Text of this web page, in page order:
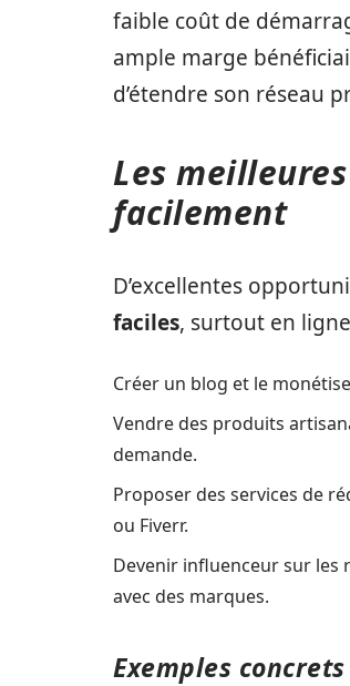
faible coût de
ample marge
d’étendre son réseau
Les
facilement
D’excellentes
faciles, surtout en
Créer un blog et le
Vendre des produits
demande.
Proposer des services de
ou Fiverr.
Devenir influenceur sur les
avec des marques.
Exemples